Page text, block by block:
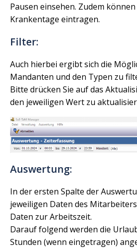
Pausen einsehen. Zudem
Krankentage eintragen.
Filter:
Auch hierbei ergibt sich die
Mandanten und den Typen zu
Bitte drücken Sie auf das
den jeweiligen Wert zu
Auswertung:
In der ersten Spalte der
jeweiligen Daten des
Daten zur Arbeitszeit.
Darauf folgend werden die
Stunden (wenn eingetragen)